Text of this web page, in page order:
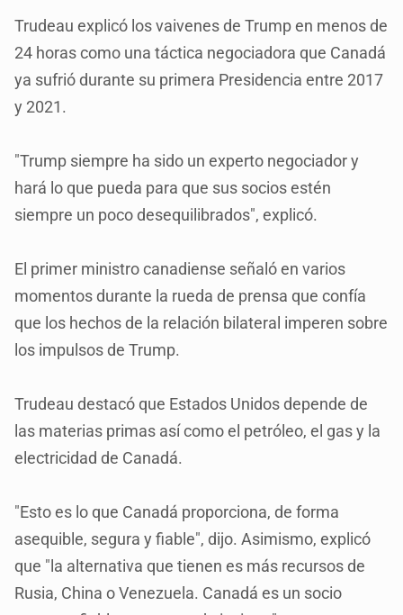
Trudeau explicó los vaivenes de Trump en menos de
24 horas como una táctica negociadora que Canadá
ya sufrió durante su primera Presidencia entre 2017
y 2021.
"Trump siempre ha sido un experto negociador y
hará lo que pueda para que sus socios estén
siempre un poco desequilibrados", explicó.
El primer ministro canadiense señaló en varios
momentos durante la rueda de prensa que confía
que los hechos de la relación bilateral imperen sobre
los impulsos de Trump.
Trudeau destacó que Estados Unidos depende de
las materias primas así como el petróleo, el gas y la
electricidad de Canadá.
"Esto es lo que Canadá proporciona, de forma
asequible, segura y fiable", dijo. Asimismo, explicó
que "la alternativa que tienen es más recursos de
Rusia, China o Venezuela. Canadá es un socio